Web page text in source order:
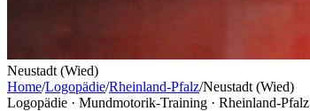
Neustadt (Wied)
Home/Logopädie/Rheinland-Pfalz/Neustadt (Wied)
Logopädie · Mundmotorik-Training · Rheinland-Pfalz